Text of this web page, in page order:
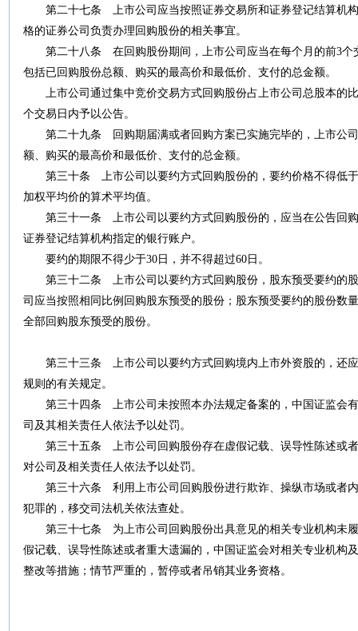
第二十七条 上市公司应当按照证券交易所和证券登记结算机
格的证券公司负责办理回购股份的相关事宜。
第二十八条 在回购股份期间，上市公司应当在每个月的前3个
包括已回购股份总额、购买的最高价和最低价、支付的总金额。
上市公司通过集中竞价交易方式回购股份占上市公司总股本的
个交易日内予以公告。
第二十九条 回购期届满或者回购方案已实施完毕的，上市公司
额、购买的最高价和最低价、支付的总金额。
第三十条 上市公司以要约方式回购股份的，要约价格不得低
加权平均价的算术平均值。
第三十一条 上市公司以要约方式回购股份的，应当在公告回
证券登记结算机构指定的银行账户。
要约的期限不得少于30 日，并不得超过60 日。
第三十二条 上市公司以要约方式回购股份，股东预受要约的
司应当按照相同比例回购股东预受的股份；股东预受要约的股份数
全部回购股东预受的股份。
第三十三条 上市公司以要约方式回购境内上市外资股的，还应
规则的有关规定。
第三十四条 上市公司未按照本办法规定备案的，中国证监会
司及其相关责任人依法予以处罚。
第三十五条 上市公司回购股份存在虚假记载、误导性陈述或
对公司及相关责任人依法予以处罚。
第三十六条 利用上市公司回购股份进行欺诈、操纵市场或者
犯罪的，移交司法机关依法查处。
第三十七条 为上市公司回购股份出具意见的相关专业机构未
假记载、误导性陈述或者重大遗漏的，中国证监会对相关专业机构
整改等措施；情节严重的，暂停或者吊销其业务资格。